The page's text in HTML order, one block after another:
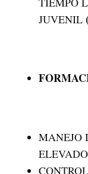
JUVENIL
MANEJO